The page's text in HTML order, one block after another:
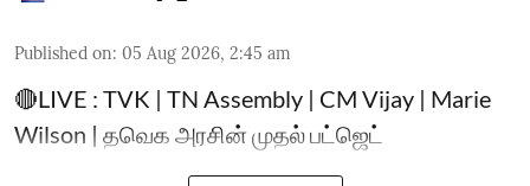
Published on: 05 Aug 2026, 2:45 am
🔴LIVE : TVK | TN Assembly | CM Vijay | Marie
Wilson | தவெக அரசின் முதல் பட்ஜெட்